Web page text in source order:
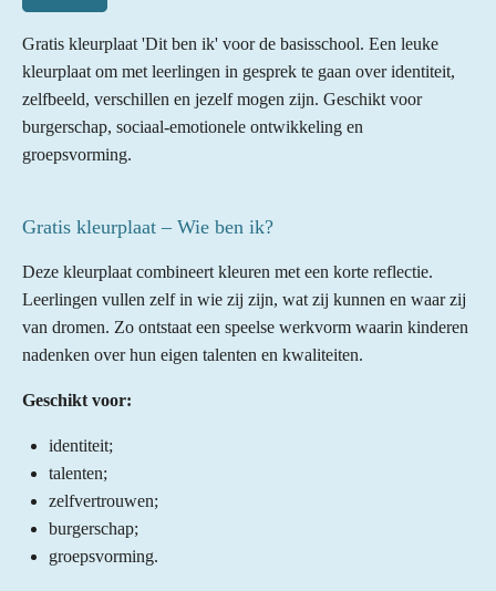
Gratis kleurplaat 'Dit ben ik' voor de basisschool. Een leuke
kleurplaat om met leerlingen in gesprek te gaan over identiteit,
zelfbeeld, verschillen en jezelf mogen zijn. Geschikt voor
burgerschap, sociaal-emotionele ontwikkeling en
groepsvorming.
Gratis kleurplaat – Wie ben ik?
Deze kleurplaat combineert kleuren met een korte reflectie.
Leerlingen vullen zelf in wie zij zijn, wat zij kunnen en waar zij
van dromen. Zo ontstaat een speelse werkvorm waarin kinderen
nadenken over hun eigen talenten en kwaliteiten.
Geschikt voor:
identiteit;
talenten;
zelfvertrouwen;
burgerschap;
groepsvorming.